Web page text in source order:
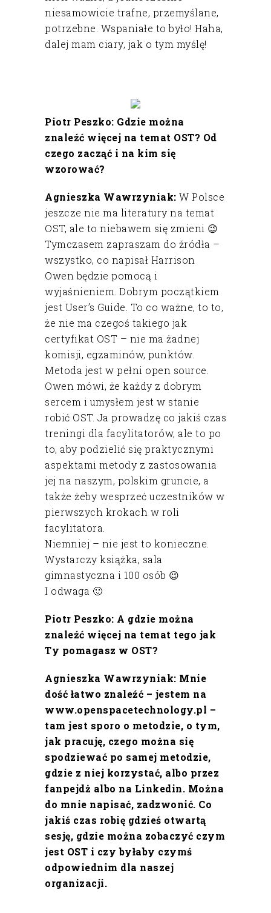
niesamowicie trafne, przemyślane,
potrzebne. Wspaniałe to było! Haha,
dalej mam ciary, jak o tym myślę!
Piotr Peszko: Gdzie można
znaleźć więcej na temat OST? Od
czego zacząć i na kim się
wzorować?
Agnieszka Wawrzyniak: W Polsce
jeszcze nie ma literatury na temat
OST, ale to niebawem się zmieni 😉
Tymczasem zapraszam do źródła –
wszystko, co napisał Harrison
Owen będzie pomocą i
wyjaśnieniem. Dobrym początkiem
jest User’s Guide. To co ważne, to to,
że nie ma czegoś takiego jak
certyfikat OST – nie ma żadnej
komisji, egzaminów, punktów.
Metoda jest w pełni open source.
Owen mówi, że każdy z dobrym
sercem i umysłem jest w stanie
robić OST. Ja prowadzę co jakiś czas
treningi dla facylitatorów, ale to po
to, aby podzielić się praktycznymi
aspektami metody z zastosowania
jej na naszym, polskim gruncie, a
także żeby wesprzeć uczestników w
pierwszych krokach w roli
facylitatora.
Niemniej – nie jest to konieczne.
Wystarczy książka, sala
gimnastyczna i 100 osób 😉
I odwaga 🙂
Piotr Peszko: A gdzie można
znaleźć więcej na temat tego jak
Ty pomagasz w OST?
Agnieszka Wawrzyniak: Mnie
dość łatwo znaleźć – jestem na
www.openspacetechnology.pl –
tam jest sporo o metodzie, o tym,
jak pracuję, czego można się
spodziewać po samej metodzie,
gdzie z niej korzystać, albo przez
fanpejdż albo na Linkedin. Można
do mnie napisać, zadzwonić. Co
jakiś czas robię gdzieś otwartą
sesję, gdzie można zobaczyć czym
jest OST i czy byłaby czymś
odpowiednim dla naszej
organizacji.